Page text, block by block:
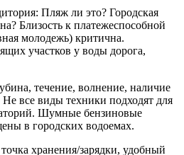
Пляж ли это? Городская
Близость к платежеспособной
молодежь) критична.
участков у воды дорога,
течение, волнение, наличие
все виды техники подходят для
Шумные бензиновые
в городских водоемах.
хранения/зарядки, удобный